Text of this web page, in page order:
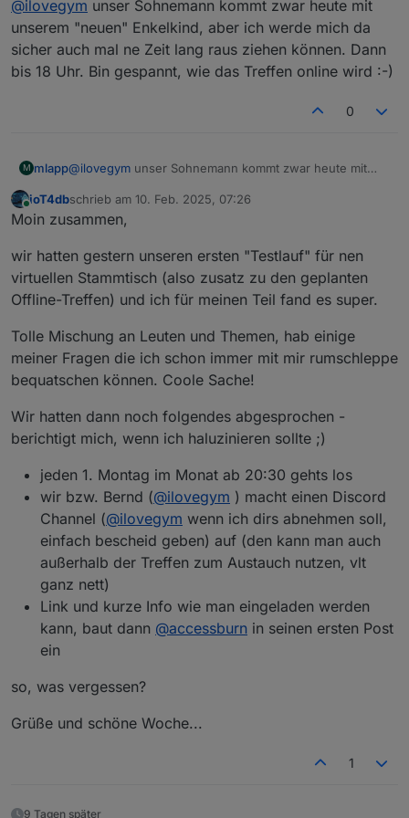
Laune eher :)
18.00 - vorher pack ich es auch nicht..
@ilovegym unser Sohnemann kommt zwar heute mit
unserem "neuen" Enkelkind, aber ich werde mich da
sicher auch mal ne Zeit lang raus ziehen können. Dann
bis 18 Uhr. Bin gespannt, wie das Treffen online wird :-)
0
M mlapp@ilovegym unser Sohnemann kommt zwar heute mit
sicher auch mal ne Zeit lang raus ziehen können. Dann
bis 18 Uhr. Bin gespannt, wie das Treffen online wird :-)
Online
ioT4dbschrieb am 10. Feb. 2025, 07:26
zuletzt editiert von
Moin zusammen,
wir hatten gestern unseren ersten "Testlauf" für nen
virtuellen Stammtisch (also zusatz zu den geplanten
Offline-Treffen) und ich für meinen Teil fand es super.
Tolle Mischung an Leuten und Themen, hab einige
meiner Fragen die ich schon immer mit mir rumschleppe
bequatschen können. Coole Sache!
Wir hatten dann noch folgendes abgesprochen -
berichtigt mich, wenn ich haluzinieren sollte ;)
jeden 1. Montag im Monat ab 20:30 gehts los
wir bzw. Bernd (@ilovegym ) macht einen Discord
Channel (@ilovegym wenn ich dirs abnehmen soll,
einfach bescheid geben) auf (den kann man auch
außerhalb der Treffen zum Austauch nutzen, vlt
ganz nett)
Link und kurze Info wie man eingeladen werden
kann, baut dann @accessburn in seinen ersten Post
ein
so, was vergessen?
Grüße und schöne Woche...
1
9 Tagen später